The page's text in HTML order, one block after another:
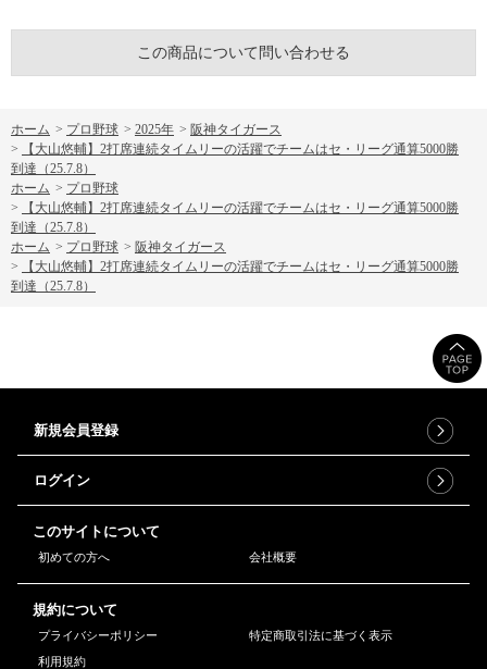
この商品について問い合わせる
ホーム > プロ野球 > 2025年 > 阪神タイガース
>
【大山悠輔】2打席連続タイムリーの活躍でチームはセ・リーグ通算5000勝
到達（25.7.8）
ホーム > プロ野球
>
【大山悠輔】2打席連続タイムリーの活躍でチームはセ・リーグ通算5000勝
到達（25.7.8）
ホーム > プロ野球 > 阪神タイガース
>
【大山悠輔】2打席連続タイムリーの活躍でチームはセ・リーグ通算5000勝
到達（25.7.8）
新規会員登録
ログイン
このサイトについて
初めての方へ 会社概要
規約について
プライバシーポリシー
特定商取引法に基づく表示
利用規約